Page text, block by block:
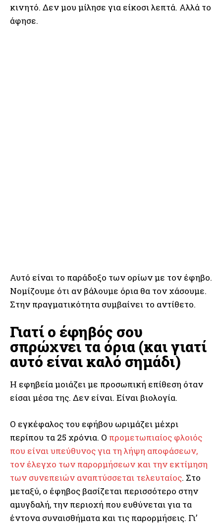
κινητό. Δεν μου μίλησε για είκοσι λεπτά. Αλλά το
άφησε.
Αυτό είναι το παράδοξο των ορίων με τον έφηβο.
Νομίζουμε ότι αν βάλουμε όρια θα τον χάσουμε.
Στην πραγματικότητα συμβαίνει το αντίθετο.
Γιατί ο έφηβός σου
σπρώχνει τα όρια (και γιατί
αυτό είναι καλό σημάδι)
Η εφηβεία μοιάζει με προσωπική επίθεση όταν
είσαι μέσα της. Δεν είναι. Είναι βιολογία.
Ο εγκέφαλος του εφήβου ωριμάζει μέχρι
περίπου τα 25 χρόνια. Ο προμετωπιαίος φλοιός
που είναι υπεύθυνος για τη λήψη αποφάσεων,
τον έλεγχο των παρορμήσεων και την εκτίμηση
των συνεπειών αναπτύσσεται τελευταίος. Στο
μεταξύ, ο έφηβος βασίζεται περισσότερο στην
αμυγδαλή, την περιοχή που ευθύνεται για τα
έντονα συναισθήματα και τις παρορμήσεις. Γι’